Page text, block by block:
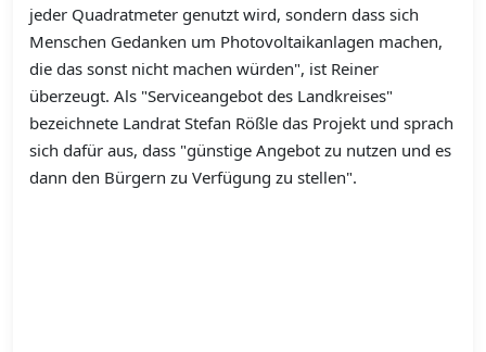
jeder Quadratmeter genutzt wird, sondern dass sich
Menschen Gedanken um Photovoltaikanlagen machen,
die das sonst nicht machen würden", ist Reiner
überzeugt. Als "Serviceangebot des Landkreises"
bezeichnete Landrat Stefan Rößle das Projekt und sprach
sich dafür aus, dass "günstige Angebot zu nutzen und es
dann den Bürgern zu Verfügung zu stellen".